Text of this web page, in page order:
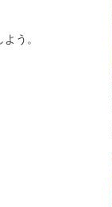
う。